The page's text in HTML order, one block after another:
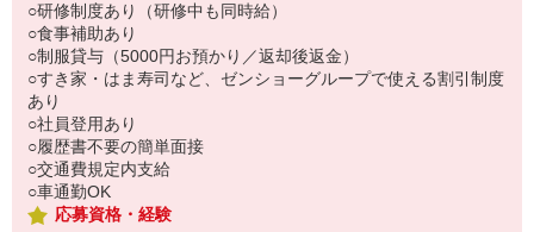
○研修制度あり（研修中も同時給）
○食事補助あり
○制服貸与（5000円お預かり／返却後返金）
○すき家・はま寿司など、ゼンショーグループで使える割引制度
あり
○社員登用あり
○履歴書不要の簡単面接
○交通費規定内支給
○車通勤OK
応募資格・経験